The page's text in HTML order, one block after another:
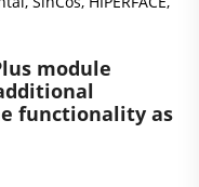
module
functionality as